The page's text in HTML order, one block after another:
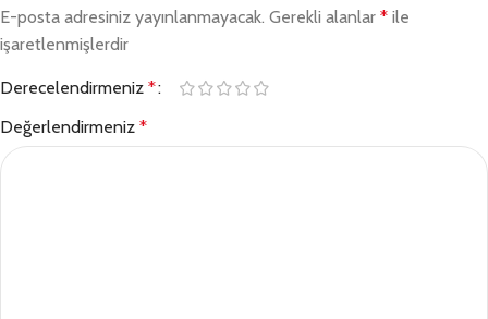
E-posta adresiniz yayınlanmayacak. Gerekli alanlar * ile
işaretlenmişlerdir
Derecelendirmeniz *
Değerlendirmeniz *